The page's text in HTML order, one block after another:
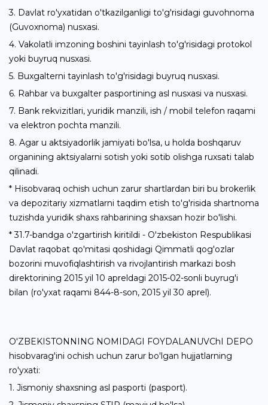
3. Davlat ro'yxatidan o'tkazilganligi to'g'risidagi guvohnoma
(Guvoxnoma) nusxasi.
4. Vakolatli imzoning boshini tayinlash to'g'risidagi protokol
yoki buyruq nusxasi.
5. Buxgalterni tayinlash to'g'risidagi buyruq nusxasi.
6. Rahbar va buxgalter pasportining asl nusxasi va nusxasi.
7. Bank rekvizitlari, yuridik manzili, ish / mobil telefon raqami
va elektron pochta manzili.
8. Agar u aktsiyadorlik jamiyati bo'lsa, u holda boshqaruv
organining aktsiyalarni sotish yoki sotib olishga ruxsati talab
qilinadi.
* Hisobvaraq ochish uchun zarur shartlardan biri bu brokerlik
va depozitariy xizmatlarni taqdim etish to'g'risida shartnoma
tuzishda yuridik shaxs rahbarining shaxsan hozir bo'lishi.
* 31.7-bandga o'zgartirish kiritildi - O'zbekiston Respublikasi
Davlat raqobat qo'mitasi qoshidagi Qimmatli qog'ozlar
bozorini muvofiqlashtirish va rivojlantirish markazi bosh
direktorining 2015 yil 10 apreldagi 2015-02-sonli buyrug'i
bilan (ro'yxat raqami 844-8-son, 2015 yil 30 aprel).
O'ZBEKISTONNING NOMIDAGI FOYDALANUVChI DEPO
hisobvarag'ini ochish uchun zarur bo'lgan hujjatlarning
ro'yxati:
1. Jismoniy shaxsning asl pasporti (pasport).